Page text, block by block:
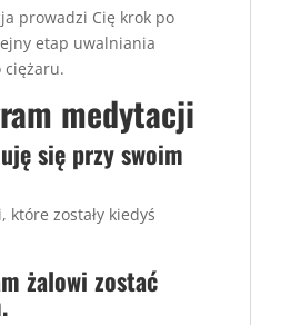
prowadzi Cię krok po
etap uwalniania
ciężaru.
medytacji
się przy swoim
które zostały kiedyś
żalowi zostać